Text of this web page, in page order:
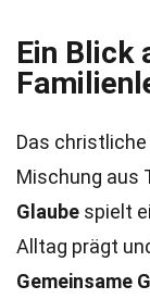
Ein Blick
Das
Mischung aus
Glaube spielt
Alltag prägt
Gemeinsame